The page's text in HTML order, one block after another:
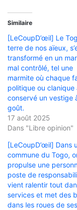
Similaire
[LeCoupD’œil] Le
terre de nos aïeux,
transformé en un
mal contrôlé, tel une
marmite où chaque
politique ou clanique
conservé un vestige
goût.
17 août 2025
Dans "Libre opinion"
[LeCoupD’œil] Dans
commune du Togo,
propulse une
poste de
vient ralentir tout
services et met des
dans les roues de ses